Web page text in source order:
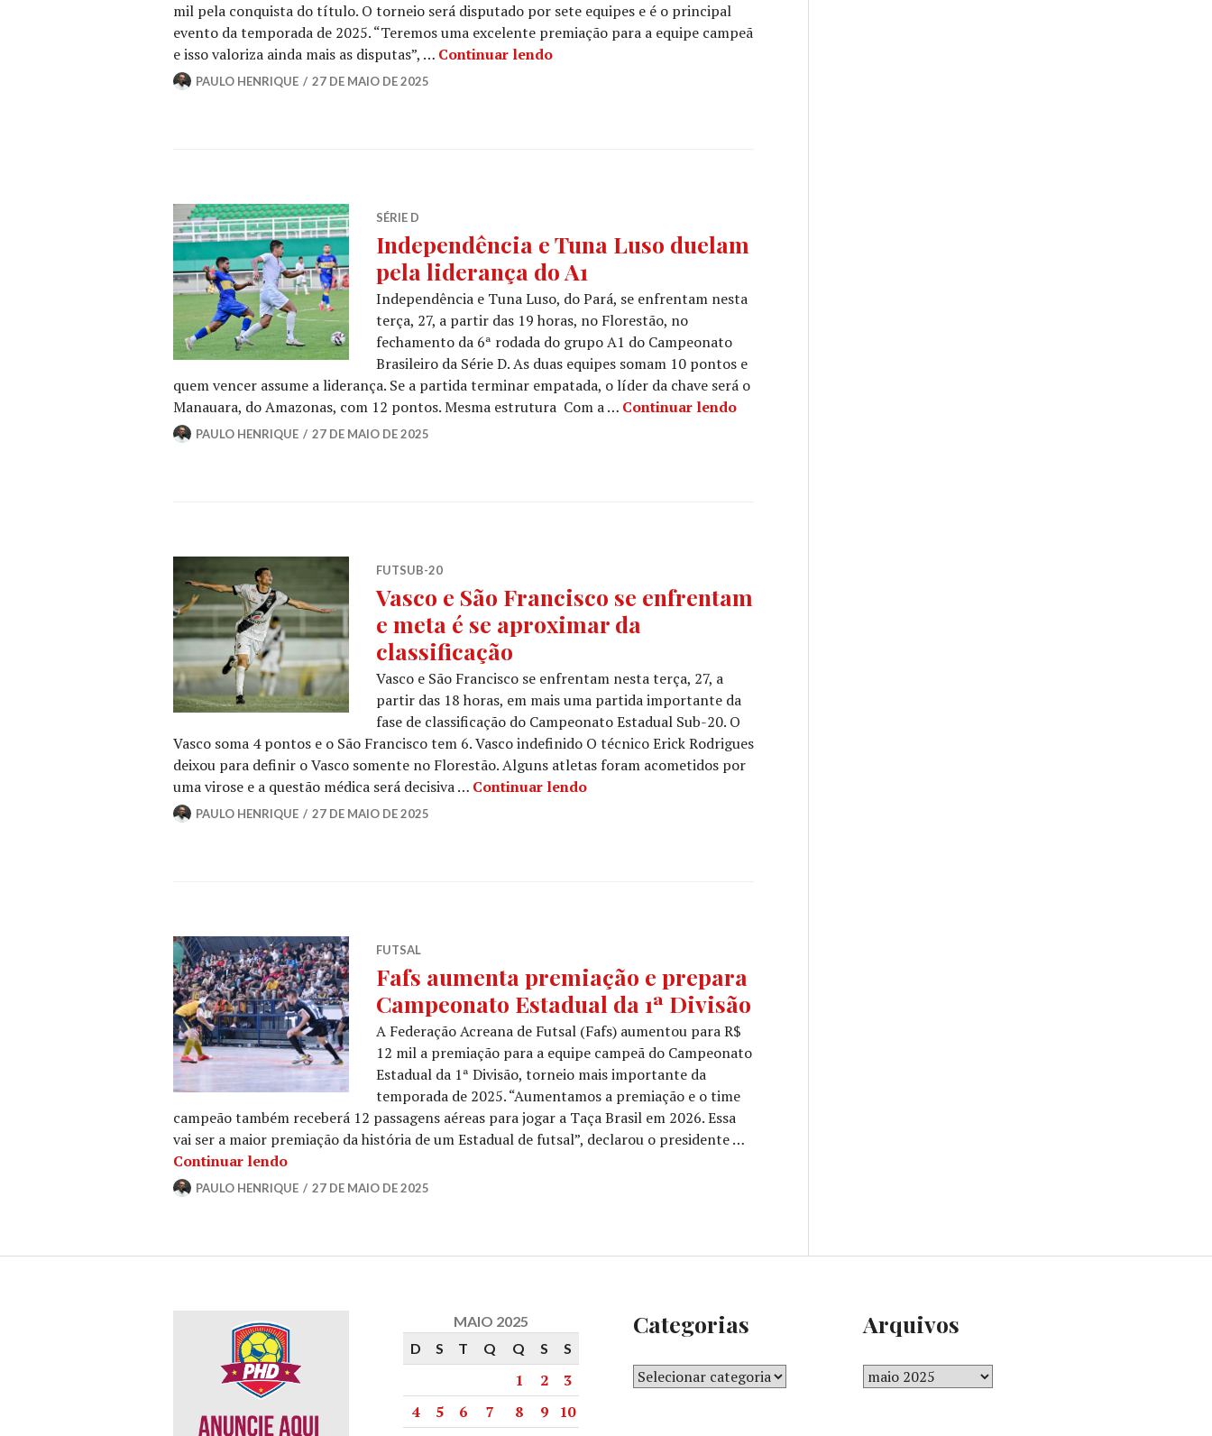
mil pela conquista do título. O torneio será disputado por sete equipes e é o principal
evento da temporada de 2025. “Teremos uma excelente premiação para a equipe campeã
e isso valoriza ainda mais as disputas”, … Continuar lendo
PAULO HENRIQUE 27 DE MAIO DE 2025
SÉRIE D
Independência e Tuna Luso duelam
pela liderança do A1
Independência e Tuna Luso, do Pará, se enfrentam nesta
terça, 27, a partir das 19 horas, no Florestão, no
fechamento da 6ª rodada do grupo A1 do Campeonato
Brasileiro da Série D. As duas equipes somam 10 pontos e
quem vencer assume a liderança. Se a partida terminar empatada, o líder da chave será o
Manauara, do Amazonas, com 12 pontos. Mesma estrutura Com a … Continuar lendo
PAULO HENRIQUE 27 DE MAIO DE 2025
FUTSUB-20
Vasco e São Francisco se enfrentam
e meta é se aproximar da
classificação
Vasco e São Francisco se enfrentam nesta terça, 27, a
partir das 18 horas, em mais uma partida importante da
fase de classificação do Campeonato Estadual Sub-20. O
Vasco soma 4 pontos e o São Francisco tem 6. Vasco indefinido O técnico Erick Rodrigues
deixou para definir o Vasco somente no Florestão. Alguns atletas foram acometidos por
uma virose e a questão médica será decisiva … Continuar lendo
PAULO HENRIQUE 27 DE MAIO DE 2025
FUTSAL
Fafs aumenta premiação e prepara
Campeonato Estadual da 1ª Divisão
A Federação Acreana de Futsal (Fafs) aumentou para R$
12 mil a premiação para a equipe campeã do Campeonato
Estadual da 1ª Divisão, torneio mais importante da
temporada de 2025. “Aumentamos a premiação e o time
campeão também receberá 12 passagens aéreas para jogar a Taça Brasil em 2026. Essa
vai ser a maior premiação da história de um Estadual de futsal”, declarou o presidente …
Continuar lendo
PAULO HENRIQUE 27 DE MAIO DE 2025
MAIO 2025
D
S T Q Q S S
1 2
3
4
5 6 7 8 9
10
Categorias Arquivos